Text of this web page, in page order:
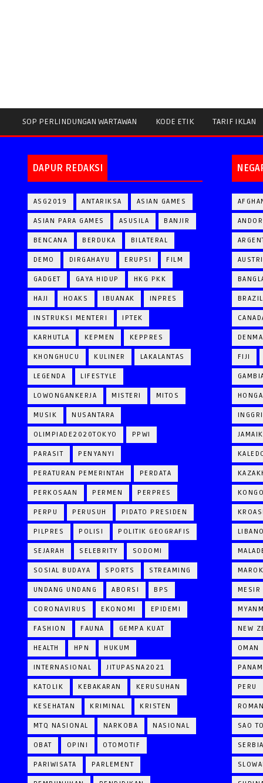
SOP PERLINDUNGAN WARTAWAN KODE ETIK TARIF IKLAN
DAPUR REDAKSI
ASG2019 ANTARIKSA ASIAN GAMES
ASIAN PARA GAMES ASUSILA BANJIR
BENCANA BERDUKA BILATERAL
DEMO DIRGAHAYU ERUPSI FILM
GADGET GAYA HIDUP HKG PKK
HAJI HOAKS IBUANAK INPRES
INSTRUKSI MENTERI IPTEK
KARHUTLA KEPMEN KEPPRES
KHONGHUCU KULINER LAKALANTAS
LEGENDA LIFESTYLE
LOWONGANKERJA MISTERI MITOS
MUSIK NUSANTARA
OLIMPIADE2020TOKYO PPWI
PARASIT PENYANYI
PERATURAN PEMERINTAH PERDATA
PERKOSAAN PERMEN PERPRES
PERPU PERUSUH PIDATO PRESIDEN
PILPRES POLISI POLITIK GEOGRAFIS
SEJARAH SELEBRITY SODOMI
SOSIAL BUDAYA SPORTS STREAMING
UNDANG UNDANG ABORSI BPS
CORONAVIRUS EKONOMI EPIDEMI
FASHION FAUNA GEMPA KUAT
HEALTH HPN HUKUM
INTERNASIONAL JITUPASNA2021
KATOLIK KEBAKARAN KERUSUHAN
KESEHATAN KRIMINAL KRISTEN
MTQ NASIONAL NARKOBA NASIONAL
OBAT OPINI OTOMOTIF
PARIWISATA PARLEMENT
BRAZIL
FIJI
MESIR
NEW
OMAN
PERU
SAO